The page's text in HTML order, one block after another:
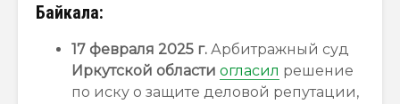
Байкала:
17 февраля 2025 г. Арбитражный суд
Иркутской области огласил решение
по иску о защите деловой репутации,